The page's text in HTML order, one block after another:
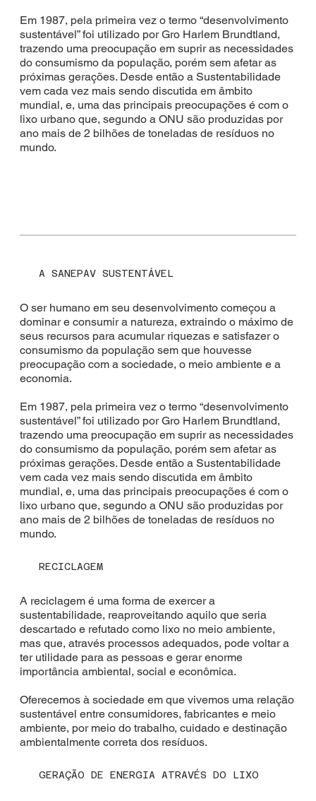
Em 1987, pela primeira vez o termo “desenvolvimento
sustentável” foi utilizado por Gro Harlem Brundtland,
trazendo uma preocupação em suprir as necessidades
do consumismo da população, porém sem afetar as
próximas gerações. Desde então a Sustentabilidade
vem cada vez mais sendo discutida em âmbito
mundial, e, uma das principais preocupações é com o
lixo urbano que, segundo a ONU são produzidas por
ano mais de 2 bilhões de toneladas de resíduos no
mundo.
A SANEPAV SUSTENTÁVEL
O ser humano em seu desenvolvimento começou a
dominar e consumir a natureza, extraindo o máximo de
seus recursos para acumular riquezas e satisfazer o
consumismo da população sem que houvesse
preocupação com a sociedade, o meio ambiente e a
economia.
Em 1987, pela primeira vez o termo “desenvolvimento
sustentável” foi utilizado por Gro Harlem Brundtland,
trazendo uma preocupação em suprir as necessidades
do consumismo da população, porém sem afetar as
próximas gerações. Desde então a Sustentabilidade
vem cada vez mais sendo discutida em âmbito
mundial, e, uma das principais preocupações é com o
lixo urbano que, segundo a ONU são produzidas por
ano mais de 2 bilhões de toneladas de resíduos no
mundo.
RECICLAGEM
A reciclagem é uma forma de exercer a
sustentabilidade, reaproveitando aquilo que seria
descartado e refutado como lixo no meio ambiente,
mas que, através processos adequados, pode voltar a
ter utilidade para as pessoas e gerar enorme
importância ambiental, social e econômica.
Oferecemos à sociedade em que vivemos uma relação
sustentável entre consumidores, fabricantes e meio
ambiente, por meio do trabalho, cuidado e destinação
ambientalmente correta dos resíduos.
GERAÇÃO DE ENERGIA ATRAVÉS DO LIXO